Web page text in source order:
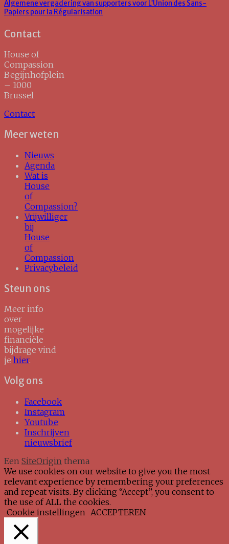
Algemene vergadering van supporters voor L’Union des Sans-
Papiers pour la Régularisation
Contact
House of
Compassion
Begijnhofplein
– 1000
Brussel
Contact
Meer weten
Nieuws
Agenda
Wat is
House
of
Compassion?
Vrijwilliger
bij
House
of
Compassion
Privacybeleid
Steun ons
Meer info
over
mogelijke
financiële
bijdrage vind
je hier.
Volg ons
Facebook
Instagram
Youtube
Inschrijven
nieuwsbrief
Een SiteOrigin thema
We use cookies on our website to give you the most
relevant experience by remembering your preferences
and repeat visits. By clicking “Accept”, you consent to
the use of ALL the cookies.
Cookie instellingen ACCEPTEREN